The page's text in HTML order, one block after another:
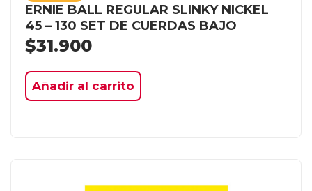
ERNIE BALL REGULAR SLINKY NICKEL
45 – 130 SET DE CUERDAS BAJO
$31.900
Añadir al carrito